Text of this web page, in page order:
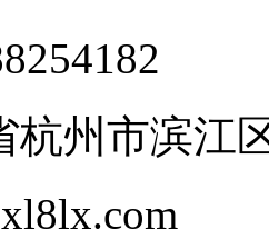
杭州市滨江